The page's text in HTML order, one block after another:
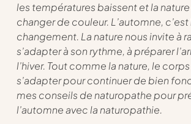
les températures baissent et la
changer de couleur. L’automne,
changement. La nature nous invite à
s’adapter à son rythme, à préparer
l’hiver. Tout comme la nature, le
s’adapter pour continuer de bien
mes conseils de naturopathe pour
l’automne avec la naturopathie.